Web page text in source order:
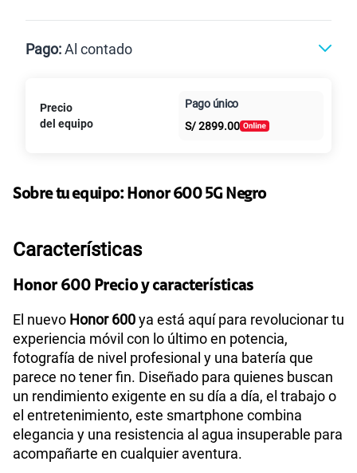
Paga solo
25GBen alta velocidad
S/
Paga solo S/
Pago:Al contado
Al contado Cuotas Claro
intereses
Precio
del equipo
Pago único
S/2899.00
Sobre tu equipo: Honor 600 5G Negro
Características
Honor 600 Precio y características
El nuevo Honor 600ya está aquí para revolucionar tu
experiencia móvil con lo último en potencia,
fotografía de nivel profesional y una batería que
parece no tener fin. Diseñado para quienes buscan
un rendimiento exigente en su día a día, el trabajo o
el entretenimiento, este smartphone combina
elegancia y una resistencia al agua insuperable para
acompañarte en cualquier aventura.